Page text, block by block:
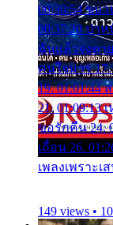
00:30:54 ขบว
00:37:20 ปาห
ฉันแล้วจงตาย
คนใจมาร 17.
19. 01:01:44
21. 01:09:13
ขอรักคืน 24.
เถื่อน 26.
เพลงเพราะเ
149 views •